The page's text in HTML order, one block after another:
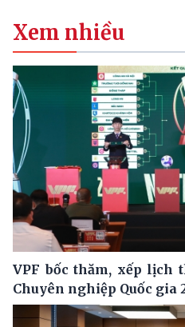
Xem nhiều
VPF bốc thăm, xếp lịch
Chuyên nghiệp Quốc gia